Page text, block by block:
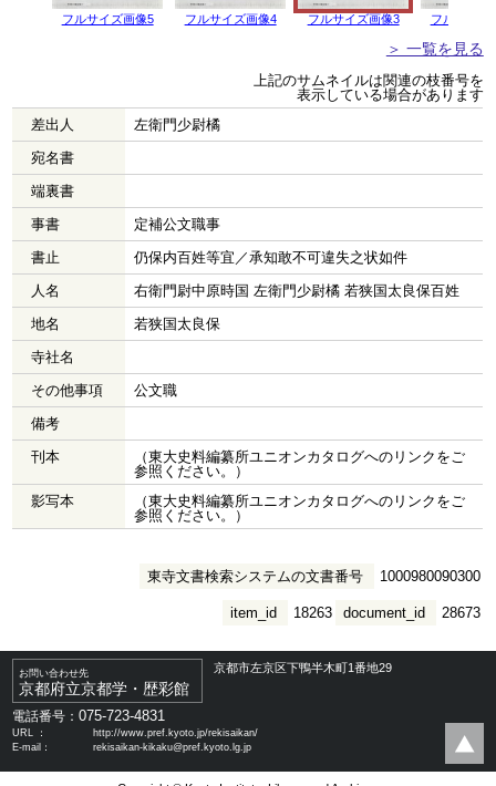
フルサイズ画像5 フルサイズ画像4 フルサイズ画像3 フルサイズ
＞ 一覧を見る
上記のサムネイルは関連の枝番号を
表示している場合があります
差出人
左衛門少尉橘
宛名書
端裏書
事書
定補公文職事
書止
仍保内百姓等宜／承知敢不可違失之状如件
人名
右衛門尉中原時国 左衛門少尉橘 若狭国太良保百姓
地名
若狭国太良保
寺社名
その他事項
公文職
備考
刊本
（東大史料編纂所ユニオンカタログへのリンクをご
参照ください。）
影写本
（東大史料編纂所ユニオンカタログへのリンクをご
参照ください。）
東寺文書検索システムの文書番号 1000980090300
document_id 28673
item_id 18263
お問い合わせ先
京都府立京都学・歴彩館
京都市左京区下鴨半木町1番地29
電話番号：075-723-4831
URL ：
http://www.pref.kyoto.jp/rekisaikan/
E-mail：
rekisaikan-kikaku@pref.kyoto.lg.jp